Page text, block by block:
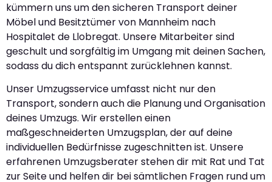
kümmern uns um den sicheren Transport deiner
Möbel und Besitztümer von Mannheim nach
Hospitalet de Llobregat. Unsere Mitarbeiter sind
geschult und sorgfältig im Umgang mit deinen Sachen,
sodass du dich entspannt zurücklehnen kannst.
Unser Umzugsservice umfasst nicht nur den
Transport, sondern auch die Planung und Organisation
deines Umzugs. Wir erstellen einen
maßgeschneiderten Umzugsplan, der auf deine
individuellen Bedürfnisse zugeschnitten ist. Unsere
erfahrenen Umzugsberater stehen dir mit Rat und Tat
zur Seite und helfen dir bei sämtlichen Fragen rund um